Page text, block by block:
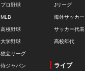
プロ野球
MLB
高校野球
大学野球
独立リーグ
侍ジャパン
Jリーグ
海外サッカー
サッカー代表
高校年代
ライブ